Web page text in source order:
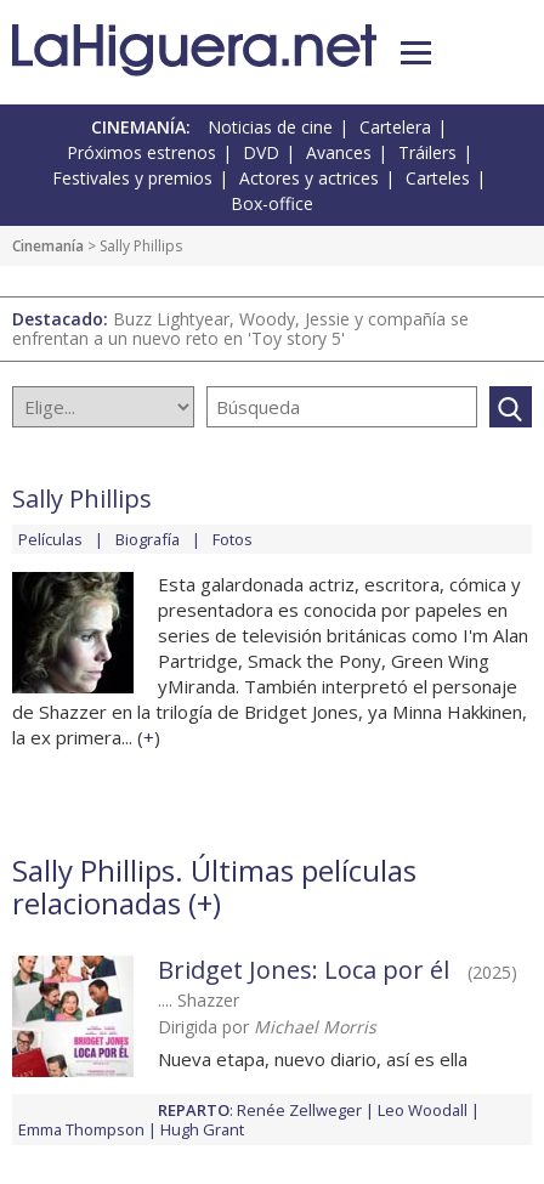
CINEMANÍA: Noticias de cine
Cartelera
Próximos estrenos
DVD Avances
Tráilers
Festivales y premios
Actores y actrices
Carteles
Box-office
Cinemanía > Sally Phillips
Destacado: Buzz Lightyear, Woody, Jessie y compañía se
enfrentan a un nuevo reto en 'Toy story 5'
Sally Phillips
Películas Biografía Fotos
Esta galardonada actriz, escritora, cómica y
presentadora es conocida por papeles en
series de televisión británicas como I'm Alan
Partridge, Smack the Pony, Green Wing
yMiranda. También interpretó el personaje
de Shazzer en la trilogía de Bridget Jones, ya Minna Hakkinen,
la ex primera... (+)
Sally Phillips. Últimas películas
relacionadas (+)
Bridget Jones: Loca por él
(2025)
.... Shazzer
Dirigida por Michael Morris
Nueva etapa, nuevo diario, así es ella
REPARTO: Renée Zellweger
Leo Woodall
Emma Thompson
Hugh Grant